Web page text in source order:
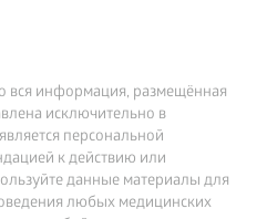
вся информация, размещённая
исключительно в
персональной
к действию или
данные материалы для
любых медицинских